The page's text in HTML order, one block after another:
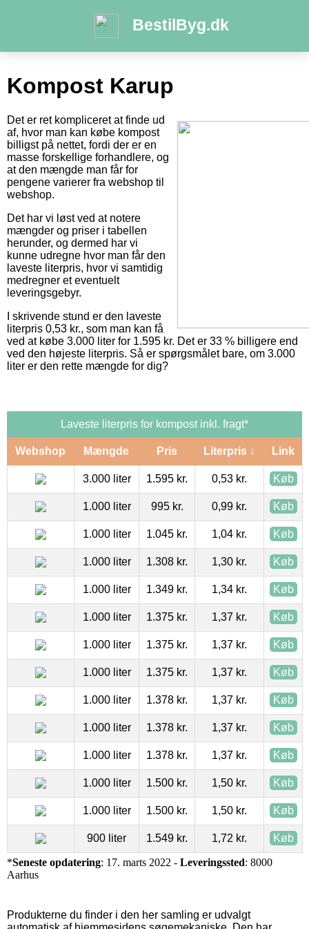
BestilByg.dk
Kompost Karup
Det er ret kompliceret at finde ud
af, hvor man kan købe kompost
billigst på nettet, fordi der er en
masse forskellige forhandlere, og
at den mængde man får for
pengene varierer fra webshop til
webshop.
Det har vi løst ved at notere
mængder og priser i tabellen
herunder, og dermed har vi
kunne udregne hvor man får den
laveste literpris, hvor vi samtidig
medregner et eventuelt
leveringsgebyr.
I skrivende stund er den laveste
literpris 0,53 kr., som man kan få
ved at købe 3.000 liter for 1.595 kr. Det er 33 % billigere end
ved den højeste literpris. Så er spørgsmålet bare, om 3.000
liter er den rette mængde for dig?
Laveste literpris for kompost inkl. fragt*
Webshop Mængde Pris Literpris ↓ Link
3.000 liter 1.595 kr. 0,53 kr. Køb
1.000 liter 995 kr. 0,99 kr. Køb
1.000 liter 1.045 kr. 1,04 kr. Køb
1.000 liter 1.308 kr. 1,30 kr. Køb
1.000 liter 1.349 kr. 1,34 kr. Køb
1.000 liter 1.375 kr. 1,37 kr. Køb
1.000 liter 1.375 kr. 1,37 kr. Køb
1.000 liter 1.375 kr. 1,37 kr. Køb
1.000 liter 1.378 kr. 1,37 kr. Køb
1.000 liter 1.378 kr. 1,37 kr. Køb
1.000 liter 1.378 kr. 1,37 kr. Køb
1.000 liter 1.500 kr. 1,50 kr. Køb
1.000 liter 1.500 kr. 1,50 kr. Køb
900 liter 1.549 kr. 1,72 kr. Køb
*Seneste opdatering: 17. marts 2022 - Leveringssted: 8000
Aarhus
Produkterne du finder i den her samling er udvalgt